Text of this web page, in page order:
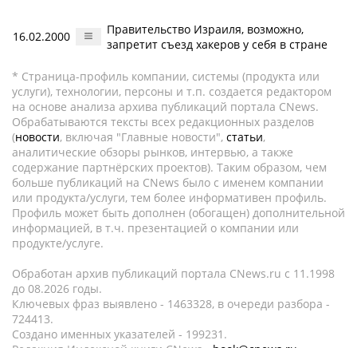
16.02.2000
Правительство Израиля, возможно,
запретит съезд хакеров у себя в стране
* Страница-профиль компании, системы (продукта или
услуги), технологии, персоны и т.п. создается редактором
на основе анализа архива публикаций портала CNews.
Обрабатываются тексты всех редакционных разделов
(новости, включая "Главные новости", статьи,
аналитические обзоры рынков, интервью, а также
содержание партнёрских проектов). Таким образом, чем
больше публикаций на CNews было с именем компании
или продукта/услуги, тем более информативен профиль.
Профиль может быть дополнен (обогащен) дополнительной
информацией, в т.ч. презентацией о компании или
продукте/услуге.
Обработан архив публикаций портала CNews.ru c 11.1998
до 08.2026 годы.
Ключевых фраз выявлено - 1463328, в очереди разбора -
724413.
Создано именных указателей - 199231.